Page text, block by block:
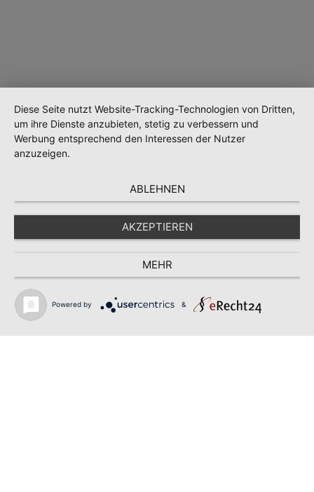
Wird geladen …
Diese Seite nutzt Website-Tracking-Technologien von Dritten,
um ihre Dienste anzubieten, stetig zu verbessern und
Werbung entsprechend den Interessen der Nutzer
anzuzeigen.
ABLEHNEN
AKZEPTIEREN
MEHR
Powered by &